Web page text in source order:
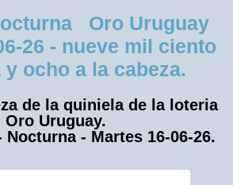
Oro Uruguay
26 - nueve mil ciento
y ocho a la cabeza.
de la quiniela de la loteria
Oro Uruguay.
Nocturna - Martes 16-06-26.